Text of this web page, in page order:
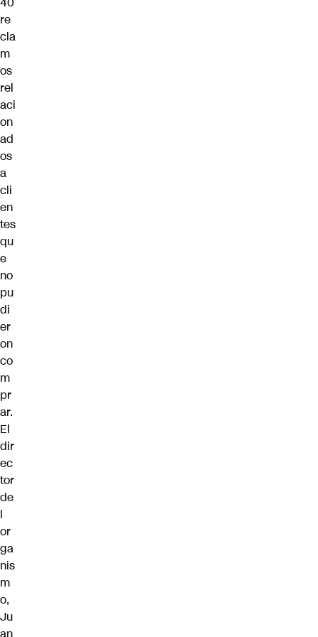
re
cla
m
os
rel
aci
on
ad
os
a
cli
en
tes
qu
e
no
pu
di
er
on
co
m
pr
ar.
El
dir
ec
tor
de
l
or
ga
nis
m
o,
Ju
an